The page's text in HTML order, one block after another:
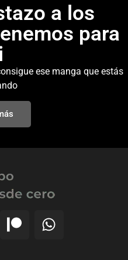
a los
para
ese manga que estás